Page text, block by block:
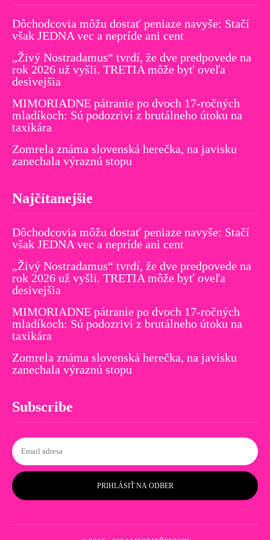
Dôchodcovia môžu dostať peniaze navyše: Stačí
však JEDNA vec a nepríde ani cent
„Živý Nostradamus“ tvrdí, že dve predpovede na
rok 2026 už vyšli. TRETIA môže byť oveľa
desivejšia
MIMORIADNE pátranie po dvoch 17-ročných
mladíkoch: Sú podozriví z brutálneho útoku na
taxikára
Zomrela známa slovenská herečka, na javisku
zanechala výraznú stopu
Najčítanejšie
Dôchodcovia môžu dostať peniaze navyše: Stačí
však JEDNA vec a nepríde ani cent
„Živý Nostradamus“ tvrdí, že dve predpovede na
rok 2026 už vyšli. TRETIA môže byť oveľa
desivejšia
MIMORIADNE pátranie po dvoch 17-ročných
mladíkoch: Sú podozriví z brutálneho útoku na
taxikára
Zomrela známa slovenská herečka, na javisku
zanechala výraznú stopu
Subscribe
PRIHLÁSIŤ NA ODBER